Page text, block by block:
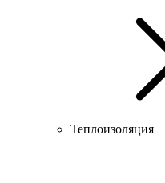
Теплоизоляция